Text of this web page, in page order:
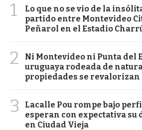
1
Lo que no se vio de la
partido entre Montevideo
Peñarol en el Estadio
2
Ni Montevideo ni Punta del
uruguaya rodeada de
propiedades se revalorizan
3
Lacalle Pou rompe bajo
esperan con expectativa su
en Ciudad Vieja